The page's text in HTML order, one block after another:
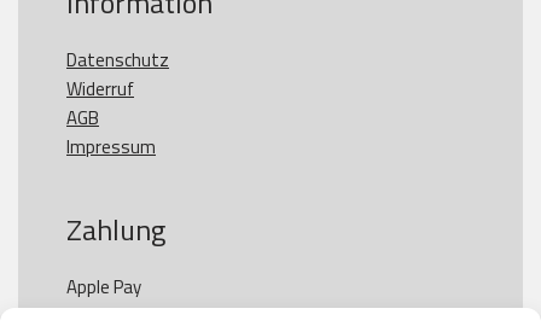
Datenschutz
Widerruf
AGB
Impressum
Zahlung
Apple Pay
Paypal